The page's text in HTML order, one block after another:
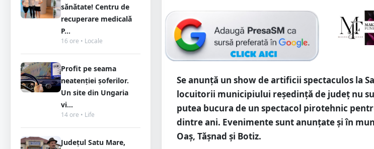
sănătate! Centru de
recuperare medicală
P...
16 ore • Locale
Profit pe seama
neatenției șoferilor.
Un site din Ungaria
vi...
14 ore • Life
Județul Satu Mare,
Se anunță un show de artificii spectaculos la
locuitorii municipiului reședință de județ nu
putea bucura de un spectacol pirotehnic
dintre ani. Evenimente sunt anunțate și în
Oaș, Tășnad și Botiz.